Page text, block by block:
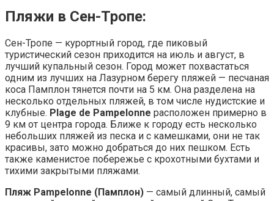
Пляжи в Сен-Тропе:
Сен-Тропе — курортный город, где пиковый
туристический сезон приходится на июль и август, в
лучший купальный сезон. Город может похвастаться
одним из лучших на Лазурном берегу пляжей — песчаная
коса Памплон тянется почти на 5 км. Она разделена на
несколько отдельных пляжей, в том числе нудистские и
клубные. Plage de Pampelonne расположен примерно в
9 км от центра города. Ближе к городу есть несколько
небольших пляжей из песка и с камешками, они не так
красивы, зато можно добраться до них пешком. Есть
также каменистое побережье с крохотными бухтами и
тихими закрытыми пляжами.
Пляж Pampelonne (Памплон) — самый длинный, самый